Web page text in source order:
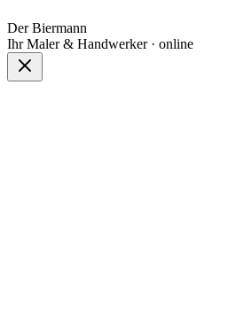
Der Biermann
Ihr Maler & Handwerker · online